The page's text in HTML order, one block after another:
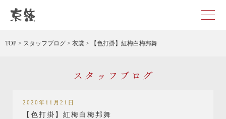
TOP > スタッフブログ > 衣裳 > 【色打掛】紅梅白梅邦舞
スタッフブログ
2020年11月21日
【色打掛】紅梅白梅邦舞